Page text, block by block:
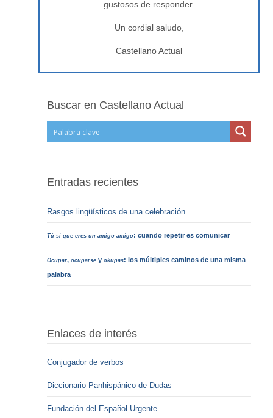
gustosos de responder.
Un cordial saludo,
Castellano Actual
Buscar en Castellano Actual
Entradas recientes
Rasgos lingüísticos de una celebración
Tú sí que eres un amigo amigo: cuando repetir es comunicar
Ocupar,ocuparse yokupas: los múltiples caminos de una misma
palabra
Enlaces de interés
Conjugador de verbos
Diccionario Panhispánico de Dudas
Fundación del Español Urgente